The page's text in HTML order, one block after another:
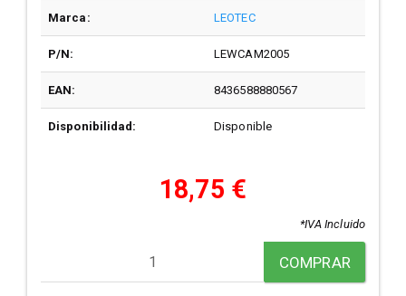
Marca: LEOTEC
P/N: LEWCAM2005
EAN: 8436588880567
Disponibilidad: Disponible
18,75 €
*IVA Incluido
COMPRAR